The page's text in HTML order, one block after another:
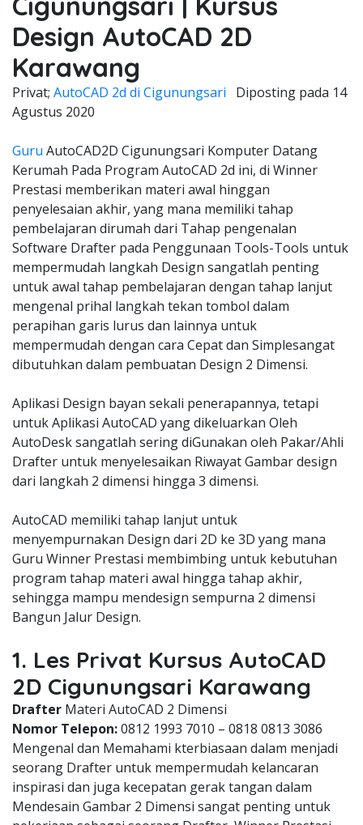
Design AutoCAD 2D
Karawang
Privat; AutoCAD 2d di Cigunungsari Diposting pada 14
Agustus 2020
Guru AutoCAD2D Cigunungsari Komputer Datang
Kerumah Pada Program AutoCAD 2d ini, di Winner
Prestasi memberikan materi awal hinggan
penyelesaian akhir, yang mana memiliki tahap
pembelajaran dirumah dari Tahap pengenalan
Software Drafter pada Penggunaan Tools-Tools untuk
mempermudah langkah Design sangatlah penting
untuk awal tahap pembelajaran dengan tahap lanjut
mengenal prihal langkah tekan tombol dalam
perapihan garis lurus dan lainnya untuk
mempermudah dengan cara Cepat dan Simplesangat
dibutuhkan dalam pembuatan Design 2 Dimensi.
Aplikasi Design bayan sekali penerapannya, tetapi
untuk Aplikasi AutoCAD yang dikeluarkan Oleh
AutoDesk sangatlah sering diGunakan oleh Pakar/Ahli
Drafter untuk menyelesaikan Riwayat Gambar design
dari langkah 2 dimensi hingga 3 dimensi.
AutoCAD memiliki tahap lanjut untuk
menyempurnakan Design dari 2D ke 3D yang mana
Guru Winner Prestasi membimbing untuk kebutuhan
program tahap materi awal hingga tahap akhir,
sehingga mampu mendesign sempurna 2 dimensi
Bangun Jalur Design.
1. Les Privat Kursus AutoCAD
2D Cigunungsari Karawang
Drafter Materi AutoCAD 2 Dimensi
Nomor Telepon:0812 1993 7010 – 0818 0813 3086
Mengenal dan Memahami kterbiasaan dalam menjadi
seorang Drafter untuk mempermudah kelancaran
inspirasi dan juga kecepatan gerak tangan dalam
Mendesain Gambar 2 Dimensi sangat penting untuk